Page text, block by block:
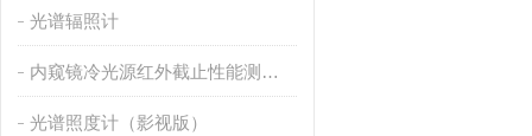
光谱辐照计
内窥镜冷光源红外截止性能测量仪
光谱照度计（影视版）